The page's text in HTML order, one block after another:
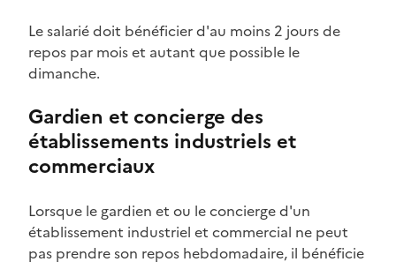
Le salarié doit bénéficier d'au moins 2 jours de
repos par mois et autant que possible le
dimanche.
Gardien et concierge des
établissements industriels et
commerciaux
Lorsque le gardien et ou le concierge d'un
établissement industriel et commercial ne peut
pas prendre son repos hebdomadaire, il bénéficie